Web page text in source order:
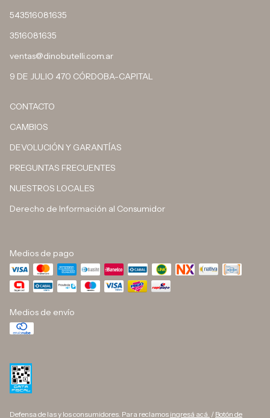
543516081635
3516081635
ventas@dinobutelli.com.ar
9 DE JULIO 470 CÓRDOBA-CAPITAL
CONTACTO
CAMBIOS
DEVOLUCIÓN Y GARANTÍAS
PREGUNTAS FRECUENTES
NUESTROS LOCALES
Derecho de Información al Consumidor
Medios de pago
Medios de envío
Defensa de las y los consumidores. Para reclamos ingresá acá. / Botón de